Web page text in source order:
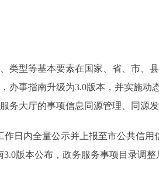
型等基本要素在国家、省、市、
办事指南升级为3.0版本，并实施动
务大厅的事项信息同源管理、同源发
日内全量公示并上报至市公共信用
版本公布，政务服务事项目录调